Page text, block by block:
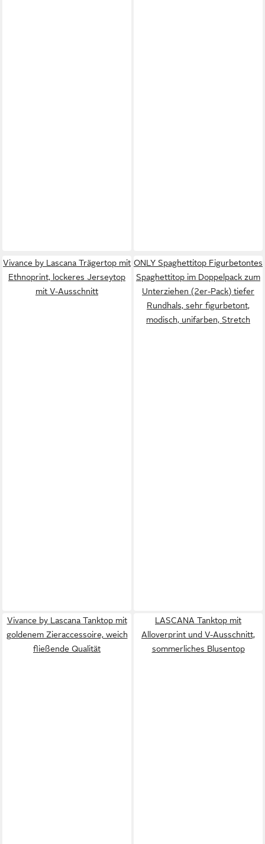
Vivance by Lascana Trägertop mit
Ethnoprint, lockeres Jerseytop
mit V-Ausschnitt
ONLY Spaghettitop Figurbetontes
Spaghettitop im Doppelpack zum
Unterziehen (2er-Pack) tiefer
Rundhals, sehr figurbetont,
modisch, unifarben, Stretch
Vivance by Lascana Tanktop mit
goldenem Zieraccessoire, weich
fließende Qualität
LASCANA Tanktop mit
Alloverprint und V-Ausschnitt,
sommerliches Blusentop